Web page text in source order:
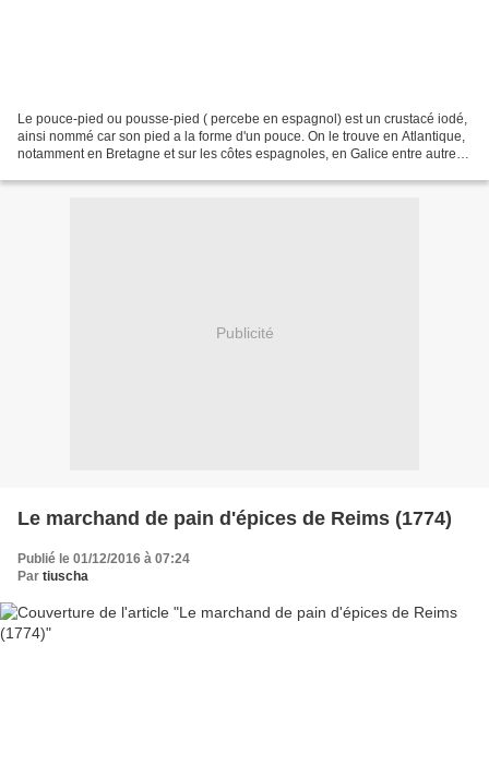
Le pouce-pied ou pousse-pied ( percebe en espagnol) est un crustacé iodé,
ainsi nommé car son pied a la forme d'un pouce. On le trouve en Atlantique,
notamment en Bretagne et sur les côtes espagnoles, en Galice entre autres
Publicité
Le marchand de pain d'épices de Reims (1774)
Publié le 01/12/2016 à 07:24
Par tiuscha